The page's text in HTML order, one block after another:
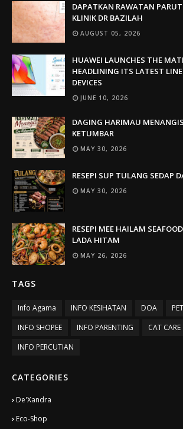
DAPATKAN RAWATAN PARUT
KLINIK DR BAZILAH
AUGUST 05, 2026
HUAWEI LAUNCHES THE
HEADLINING ITS LATEST
DEVICES
JUNE 10, 2026
DAGING HARIMAU
KETUMBAR
MAY 30, 2026
RESEPI SUP TULANG SEDAP
MAY 30, 2026
RESEPI MEE HAILAM
LADA HITAM
MAY 26, 2026
TAGS
Info Agama INFO KESIHATAN DOA
INFO SHOPEE
INFO PARENTING
CAT CARE
INFO PERCUTIAN
CATEGORIES
De'Xandra
Eco-Shop